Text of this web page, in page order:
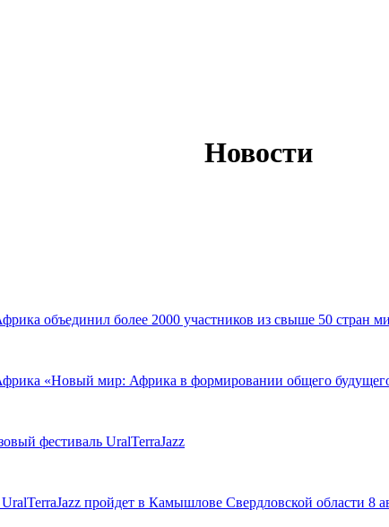
Новости
объединил более 2000 участников из свыше 50 стран
«Новый мир: Африка в формировании общего
фестиваль UralTerraJazz
пройдет в Камышлове Свердловской области 8